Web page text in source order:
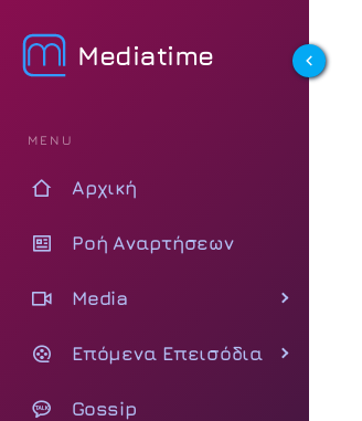
Mediatime
MENU
Αρχική
Ροή Αναρτήσεων
Media
Επόμενα Επεισόδια
Gossip